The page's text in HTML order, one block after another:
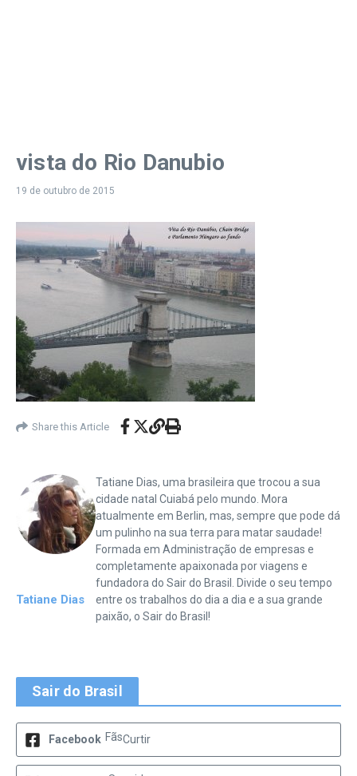
vista do Rio Danubio
19 de outubro de 2015
Share this Article
Tatiane Dias
Tatiane Dias, uma brasileira que trocou a sua
cidade natal Cuiabá pelo mundo. Mora
atualmente em Berlin, mas, sempre que pode dá
um pulinho na sua terra para matar saudade!
Formada em Administração de empresas e
completamente apaixonada por viagens e
fundadora do Sair do Brasil. Divide o seu tempo
entre os trabalhos do dia a dia e a sua grande
paixão, o Sair do Brasil!
Sair do Brasil
Facebook FãsCurtir